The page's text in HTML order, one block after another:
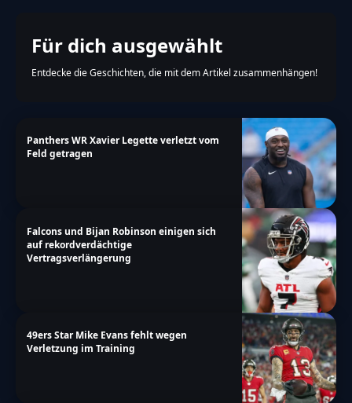
timeline-rueckkehr"}
Für dich ausgewählt
Entdecke die Geschichten, die mit dem Artikel zusammenhängen!
Panthers WR Xavier Legette verletzt vom
Feld getragen
Falcons und Bijan Robinson einigen sich
auf rekordverdächtige
Vertragsverlängerung
49ers Star Mike Evans fehlt wegen
Verletzung im Training